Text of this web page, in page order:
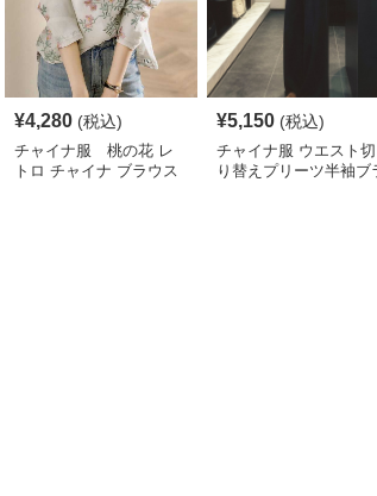
¥4,280 (税込)
チャイナ服 桃の花 レ
トロ チャイナ ブラウス
¥5,150 (税込)
チャイナ服 ウエスト切
り替えプリーツ半袖ブ